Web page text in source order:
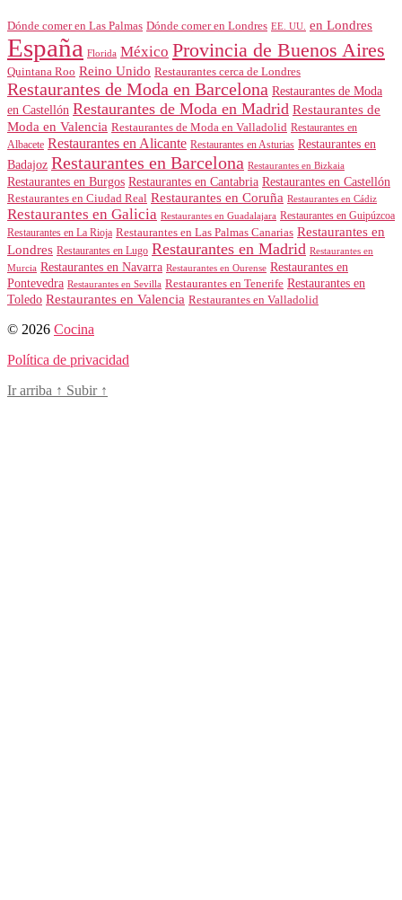
Dónde comer en Las Palmas Dónde comer en Londres EE. UU. en Londres
España Florida México Provincia de Buenos Aires
Quintana Roo Reino Unido Restaurantes cerca de Londres
Restaurantes de Moda en Barcelona Restaurantes de Moda
en Castellón Restaurantes de Moda en Madrid Restaurantes de
Moda en Valencia Restaurantes de Moda en Valladolid Restaurantes en
Albacete Restaurantes en Alicante Restaurantes en Asturias Restaurantes en
Badajoz Restaurantes en Barcelona Restaurantes en Bizkaia
Restaurantes en Burgos Restaurantes en Cantabria Restaurantes en Castellón
Restaurantes en Ciudad Real Restaurantes en Coruña Restaurantes en Cádiz
Restaurantes en Galicia Restaurantes en Guadalajara Restaurantes en Guipúzcoa
Restaurantes en La Rioja Restaurantes en Las Palmas Canarias Restaurantes en
Londres Restaurantes en Lugo Restaurantes en Madrid Restaurantes en
Murcia Restaurantes en Navarra Restaurantes en Ourense Restaurantes en
Pontevedra Restaurantes en Sevilla Restaurantes en Tenerife Restaurantes en
Toledo Restaurantes en Valencia Restaurantes en Valladolid
© 2026 Cocina
Política de privacidad
Ir arriba ↑ Subir ↑